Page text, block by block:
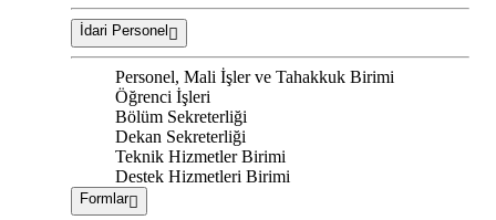
İdari Personel
Personel, Mali İşler ve Tahakkuk Birimi
Öğrenci İşleri
Bölüm Sekreterliği
Dekan Sekreterliği
Teknik Hizmetler Birimi
Destek Hizmetleri Birimi
Formlar